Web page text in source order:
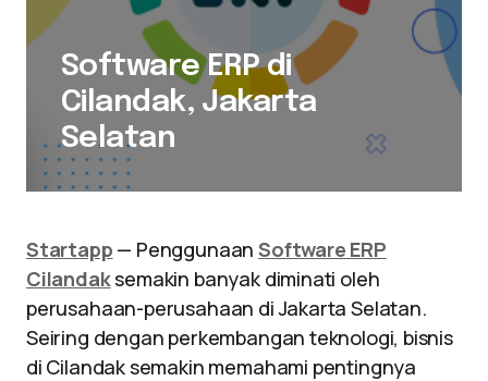
Software ERP di
Cilandak, Jakarta
Selatan
Startapp — PenggunaanSoftware ERP
Cilandaksemakin banyak diminati oleh
perusahaan-perusahaan di Jakarta Selatan.
Seiring dengan perkembangan teknologi, bisnis
di Cilandak semakin memahami pentingnya